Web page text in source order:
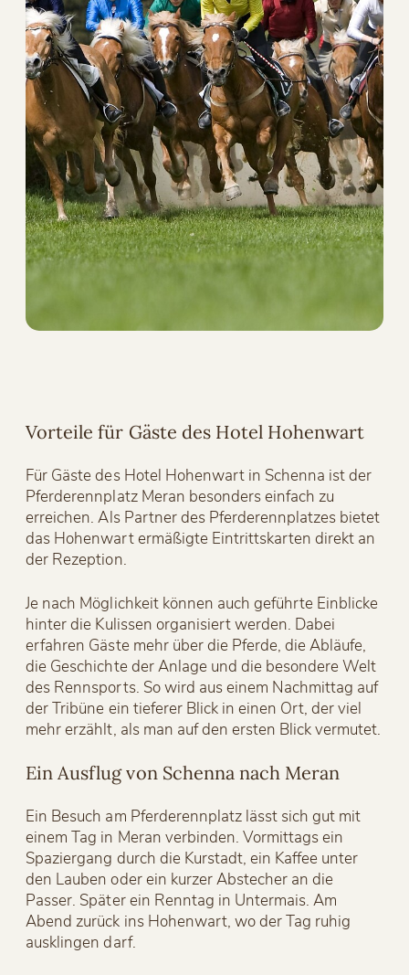
Vorteile für Gäste des Hotel Hohenwart
Für Gäste des Hotel Hohenwart in Schenna ist der
Pferderennplatz Meran besonders einfach zu
erreichen. Als Partner des Pferderennplatzes bietet
das Hohenwart ermäßigte Eintrittskarten direkt an
der Rezeption.
Je nach Möglichkeit können auch geführte Einblicke
hinter die Kulissen organisiert werden. Dabei
erfahren Gäste mehr über die Pferde, die Abläufe,
die Geschichte der Anlage und die besondere Welt
des Rennsports. So wird aus einem Nachmittag auf
der Tribüne ein tieferer Blick in einen Ort, der viel
mehr erzählt, als man auf den ersten Blick vermutet.
Ein Ausflug von Schenna nach Meran
Ein Besuch am Pferderennplatz lässt sich gut mit
einem Tag in Meran verbinden. Vormittags ein
Spaziergang durch die Kurstadt, ein Kaffee unter
den Lauben oder ein kurzer Abstecher an die
Passer. Später ein Renntag in Untermais. Am
Abend zurück ins Hohenwart, wo der Tag ruhig
ausklingen darf.